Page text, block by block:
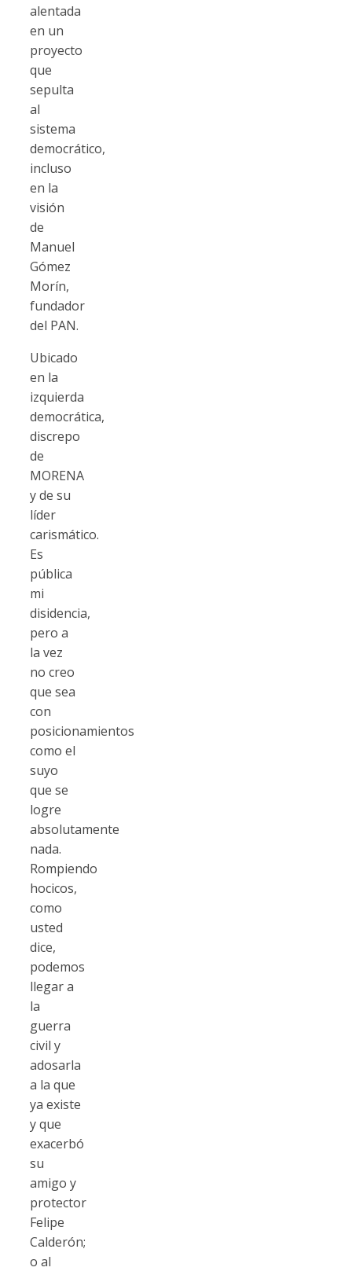
alentada
en un
proyecto
que
sepulta
al
sistema
democrático,
incluso
en la
visión
de
Manuel
Gómez
Morín,
fundador
del PAN.
Ubicado
en la
izquierda
democrática,
discrepo
de
MORENA
y de su
líder
carismático.
Es
pública
mi
disidencia,
pero a
la vez
no creo
que sea
con
posicionamientos
como el
suyo
que se
logre
absolutamente
nada.
Rompiendo
hocicos,
como
usted
dice,
podemos
llegar a
la
guerra
civil y
adosarla
a la que
ya existe
y que
exacerbó
su
amigo y
protector
Felipe
Calderón;
o al